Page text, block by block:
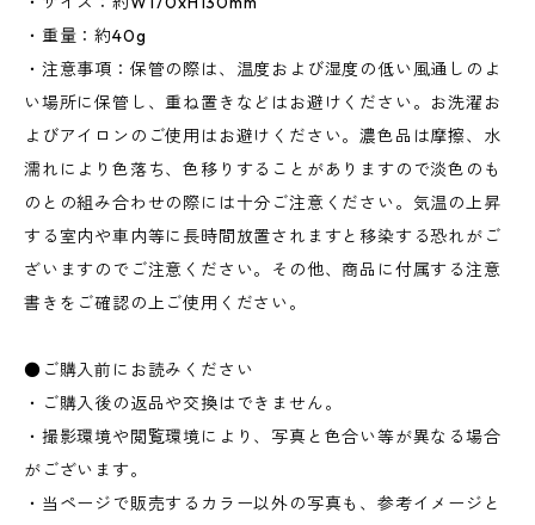
・重量：約40g
・注意事項：保管の際は、温度および湿度の低い風通しのよ
い場所に保管し、重ね置きなどはお避けください。お洗濯お
よびアイロンのご使用はお避けください。濃色品は摩擦、水
濡れにより色落ち、色移りすることがありますので淡色のも
のとの組み合わせの際には十分ご注意ください。気温の上昇
する室内や車内等に長時間放置されますと移染する恐れがご
ざいますのでご注意ください。その他、商品に付属する注意
書きをご確認の上ご使用ください。
●ご購入前にお読みください
・ご購入後の返品や交換はできません。
・撮影環境や閲覧環境により、写真と色合い等が異なる場合
がございます。
・当ページで販売するカラー以外の写真も、参考イメージと